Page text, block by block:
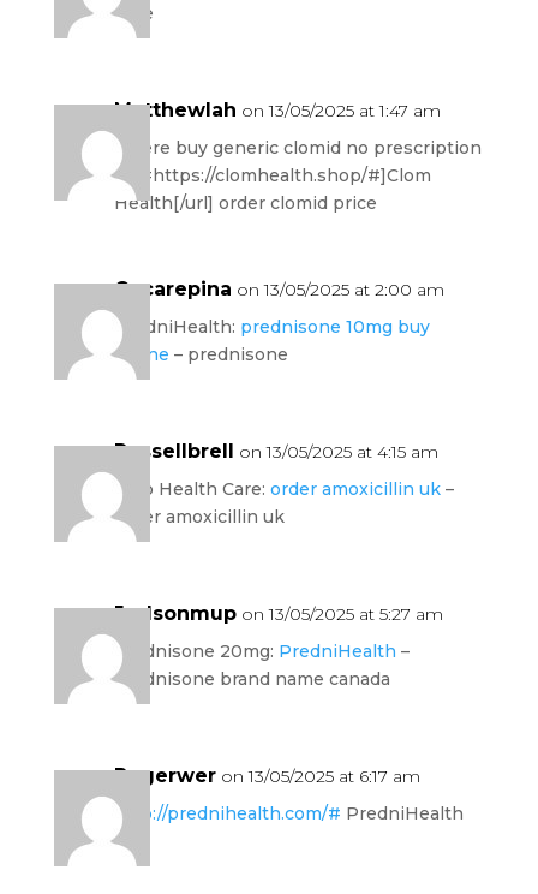
Care
Matthewlah on 13/05/2025 at 1:47 am
where buy generic clomid no prescription
[url=https://clomhealth.shop/#]Clom
Health[/url] order clomid price
Oscarepina on 13/05/2025 at 2:00 am
PredniHealth: prednisone 10mg buy
online – prednisone
Russellbrell on 13/05/2025 at 4:15 am
Amo Health Care: order amoxicillin uk–
order amoxicillin uk
Judsonmup on 13/05/2025 at 5:27 am
prednisone 20mg: PredniHealth –
prednisone brand name canada
Rogerwer on 13/05/2025 at 6:17 am
http://prednihealth.com/# PredniHealth